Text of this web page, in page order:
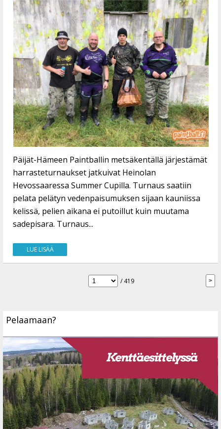
Päijät-Hämeen Paintballin metsäkentällä järjestämät
harrasteturnaukset jatkuivat Heinolan
Hevossaaressa Summer Cupilla. Turnaus saatiin
pelata pelätyn vedenpaisumuksen sijaan kauniissa
kelissä, pelien aikana ei putoillut kuin muutama
sadepisara. Turnaus...
LUE LISÄÄ
/ 419
Pelaamaan?